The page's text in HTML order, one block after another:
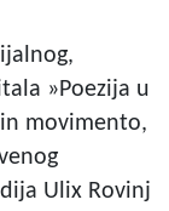
»Poezija u
movimento,
Ulix Rovinj